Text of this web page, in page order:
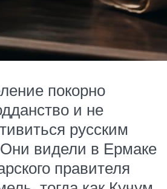
покорно
и не
русским
видели в Ермаке
правителя